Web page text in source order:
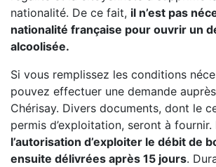
nationalité. De ce fait, il n’est pas
nationalité française pour ouvrir un
alcoolisée.
Si vous remplissez les conditions
pouvez effectuer une demande
Chérisay. Divers documents, dont le
permis d’exploitation, seront à fournir.
l’autorisation d’exploiter le débit de
ensuite délivrées après 15 jours.